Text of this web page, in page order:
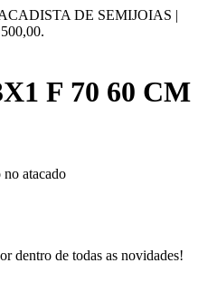
DE SEMIJOIAS |
F 70 60 CM
no atacado
dentro de todas as novidades!